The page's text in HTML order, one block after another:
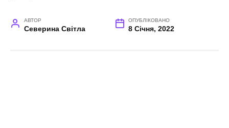
АВТОР
Северина Світла
ОПУБЛІКОВАНО
8 Січня, 2022